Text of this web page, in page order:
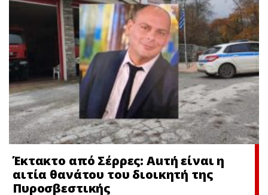
Έκτακτo από Σέρρες: Αuτή είναι η
αιτία θανάτου του διοικητή της
Πυροσβεστικής